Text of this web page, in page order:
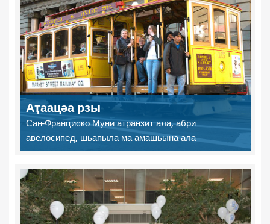
Аҭаацәа рзы
Сан-Франциско Муни атранзит ала, абри
авелосипед, шьапыла ма амашьына ала